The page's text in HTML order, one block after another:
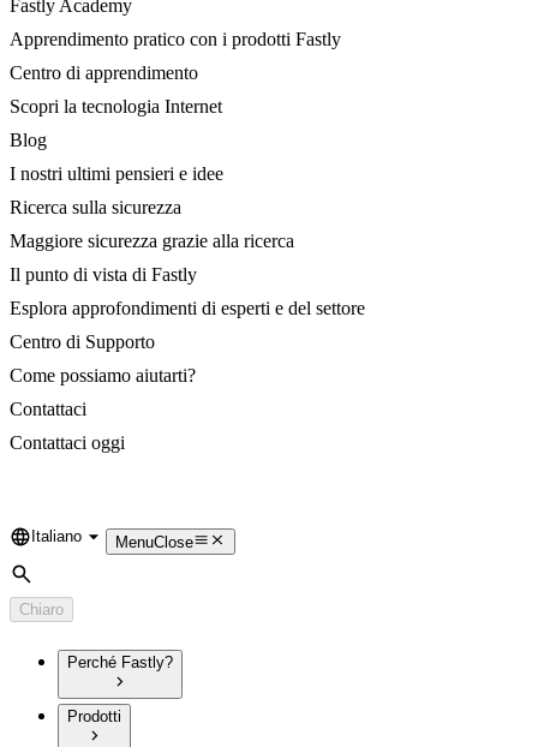
Fastly Academy
Apprendimento pratico con i prodotti Fastly
Centro di apprendimento
Scopri la tecnologia Internet
Blog
I nostri ultimi pensieri e idee
Ricerca sulla sicurezza
Maggiore sicurezza grazie alla ricerca
Il punto di vista di Fastly
Esplora approfondimenti di esperti e del settore
Centro di Supporto
Come possiamo aiutarti?
Contattaci
Contattaci oggi
Language
Italiano MenuClose
Cerca
Chiaro
Perché Fastly?
Prodotti